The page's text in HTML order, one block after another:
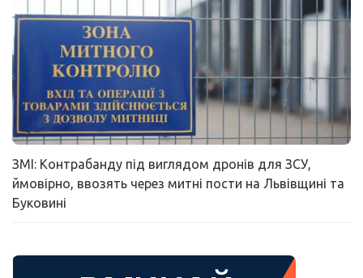
ЗМІ: Контрабанду під виглядом дронів для ЗСУ,
ймовірно, ввозять через митні пости на Львівщині та
Буковині